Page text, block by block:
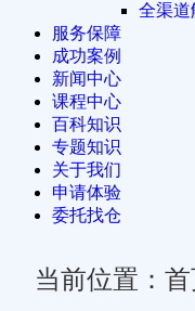
全渠道
服务保障
成功案例
新闻中心
课程中心
百科知识
专题知识
关于我们
申请体验
委托找仓
当前位置：